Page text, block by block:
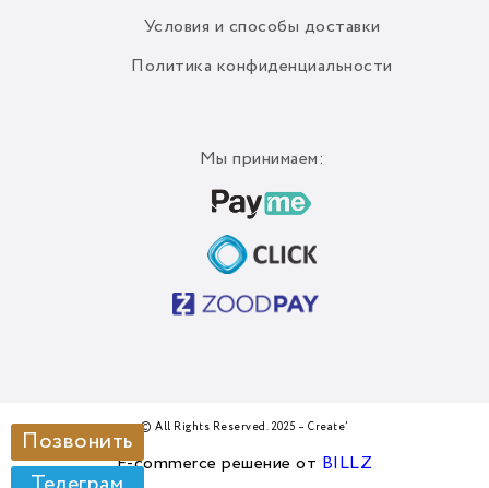
Условия и способы доставки
Политика конфиденциальности
Мы принимаем:
© All Rights Reserved. 2025 – Create’
E-commerce решение от BILLZ
Позвонить